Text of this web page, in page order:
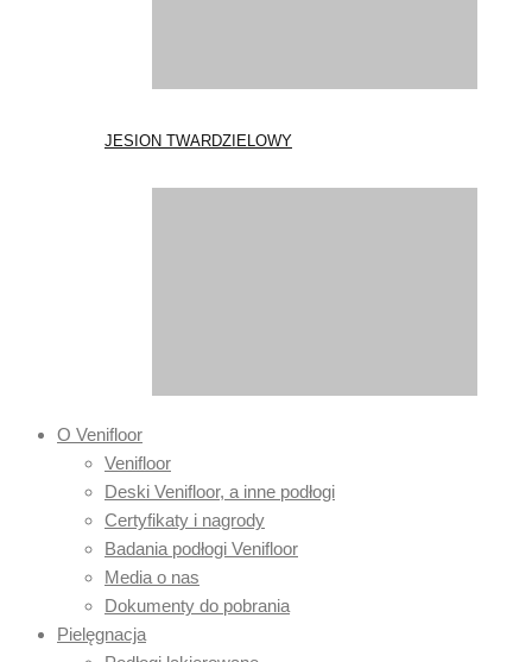
JESION TWARDZIELOWY
O Venifloor
Venifloor
Deski Venifloor, a inne podłogi
Certyfikaty i nagrody
Badania podłogi Venifloor
Media o nas
Dokumenty do pobrania
Pielęgnacja